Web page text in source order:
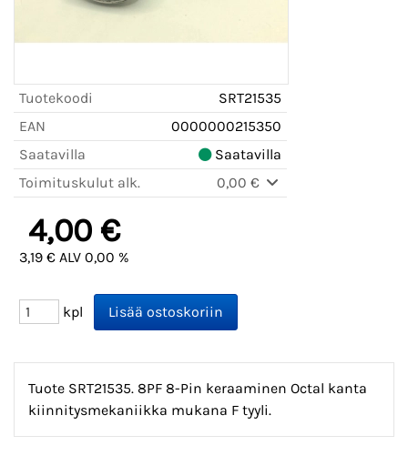
Tuotekoodi
SRT21535
EAN
0000000215350
Saatavilla
Saatavilla
Toimituskulut alk.
0,00 €
4,00 €
3,19 € ALV 0,00 %
kpl
Tuote SRT21535. 8PF 8-Pin keraaminen Octal kanta
kiinnitysmekaniikka mukana F tyyli.